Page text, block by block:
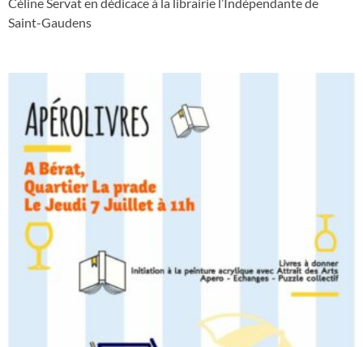
Saint-Gaudens